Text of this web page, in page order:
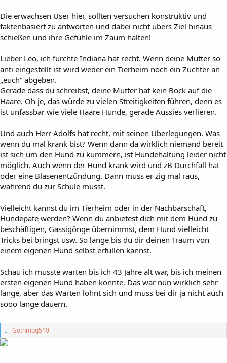
Die erwachsen User hier, sollten versuchen konstruktiv und
faktenbasiert zu antworten und dabei nicht übers Ziel hinaus
schießen und ihre Gefühle im Zaum halten!
Lieber Leo, ich fürchte Indiana hat recht. Wenn deine Mutter so
anti eingestellt ist wird weder ein Tierheim noch ein Züchter an
„euch“ abgeben.
Gerade dass du schreibst, deine Mutter hat kein Bock auf die
Haare. Oh je, das würde zu vielen Streitigkeiten führen, denn es
ist unfassbar wie viele Haare Hunde, gerade Aussies verlieren.
Und auch Herr Adolfs hat recht, mit seinen Überlegungen. Was
wenn du mal krank bist? Wenn dann da wirklich niemand bereit
ist sich um den Hund zu kümmern, ist Hundehaltung leider nicht
möglich. Auch wenn der Hund krank wird und zB Durchfall hat
oder eine Blasenentzündung. Dann muss er zig mal raus,
während du zur Schule musst.
Vielleicht kannst du im Tierheim oder in der Nachbarschaft,
Hundepate werden? Wenn du anbietest dich mit dem Hund zu
beschäftigen, Gassigönge übernimmst, dem Hund vielleicht
Tricks bei bringst usw. So lange bis du dir deinen Traum von
einem eigenen Hund selbst erfüllen kannst.
Schau ich musste warten bis ich 43 Jahre alt war, bis ich meinen
ersten eigenen Hund haben konnte. Das war nun wirklich sehr
lange, aber das Warten lohnt sich und muss bei dir ja nicht auch
sooo lange dauern.
G
e
Gothmog510